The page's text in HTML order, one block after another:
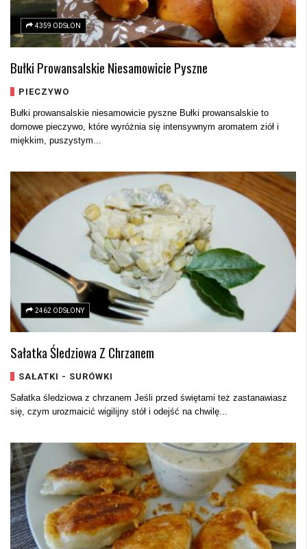
4359 ODSŁON
Bułki Prowansalskie Niesamowicie Pyszne
PIECZYWO
Bułki prowansalskie niesamowicie pyszne Bułki prowansalskie to
domowe pieczywo, które wyróżnia się intensywnym aromatem ziół i
miękkim, puszystym...
2462 ODSŁONY
Sałatka Śledziowa Z Chrzanem
SAŁATKI - SURÓWKI
Sałatka śledziowa z chrzanem Jeśli przed świętami też zastanawiasz
się, czym urozmaicić wigilijny stół i odejść na chwilę...